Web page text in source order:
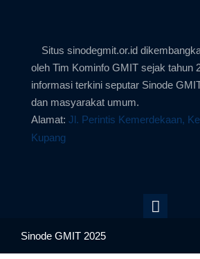
Situs sinodegmit.or.id
oleh Tim Kominfo GMIT sejak tahun
informasi terkini seputar Sinode
dan masyarakat umum.
Alamat: Jl. Perintis Kemerdekaan,
Kupang
Sinode GMIT 2025